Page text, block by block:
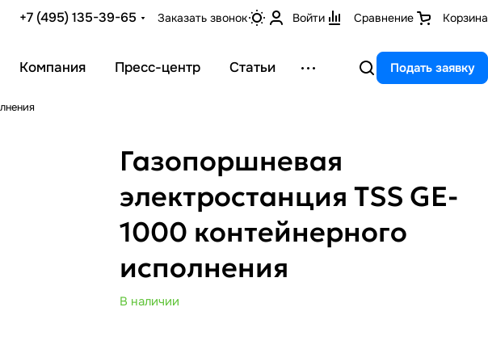
+7 (495) 135-39-65 Заказать звонок Войти Сравнение Корзина
Компания Пресс-центр Статьи Подать заявку
Газопоршневая
электростанция TSS GE-
1000 контейнерного
исполнения
В наличии